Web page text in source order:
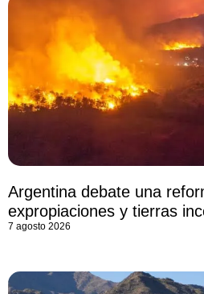
Argentina debate una
expropiaciones y tierras
7 agosto 2026